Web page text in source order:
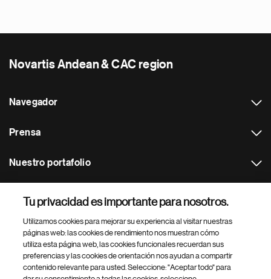
Novartis Andean & CAC region
Navegador
Prensa
Nuestro portafolio
Footer Site Search
Tu privacidad es importante para nosotros.
Utilizamos cookies para mejorar su experiencia al visitar nuestras
páginas web: las cookies de rendimiento nos muestran cómo
utiliza esta página web, las cookies funcionales recuerdan sus
preferencias y las cookies de orientación nos ayudan a compartir
contenido relevante para usted. Seleccione: "Aceptar todo" para